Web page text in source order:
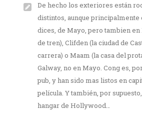
De hecho los exteriores están
distintos, aunque principalmente
dices, de Mayo, pero tambien
de tren), Clifden (la ciudad de
carrera) o Maam (la casa del
Galway, no en Mayo. Cong es,
pub, y han sido mas listos en
película. Y también, por
hangar de Hollywood…